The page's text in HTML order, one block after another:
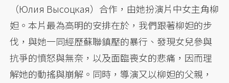
（Юлия Высоцкая）合作，由她扮演片中女主角柳
妲。本片最為高明的安排在於，我們跟著柳妲的步
伐，與她一同經歷蘇聯鎮壓的暴行、發現女兒參與
抗爭的憤怒與無奈，以及面臨喪女的悲痛，因而理
解她的動搖與崩解。同時，導演又以柳妲的父親，